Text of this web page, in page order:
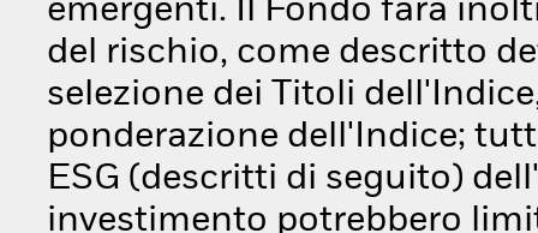
emergenti. Il Fondo farà
del rischio, come descritto
selezione dei Titoli
ponderazione dell'Indice;
ESG (descritti di seguito)
investimento potrebbero